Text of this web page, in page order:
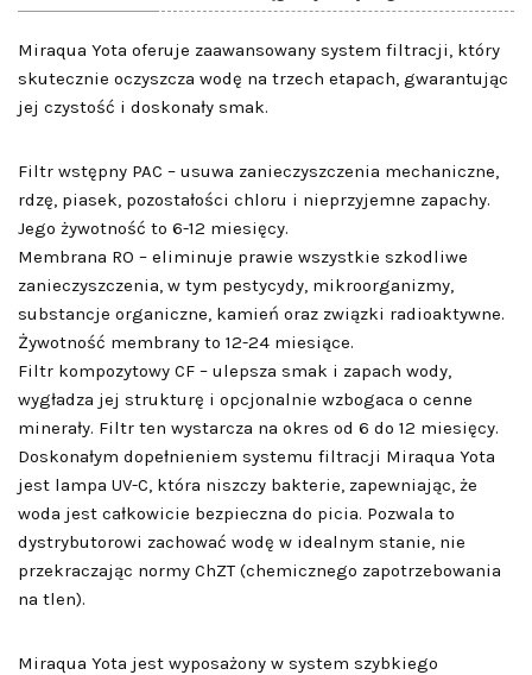
Miraqua Yota oferuje zaawansowany system filtracji, który
skutecznie oczyszcza wodę na trzech etapach, gwarantując
jej czystość i doskonały smak.
Filtr wstępny PAC – usuwa zanieczyszczenia mechaniczne,
rdzę, piasek, pozostałości chloru i nieprzyjemne zapachy.
Jego żywotność to 6-12 miesięcy.
Membrana RO – eliminuje prawie wszystkie szkodliwe
zanieczyszczenia, w tym pestycydy, mikroorganizmy,
substancje organiczne, kamień oraz związki radioaktywne.
Żywotność membrany to 12-24 miesiące.
Filtr kompozytowy CF – ulepsza smak i zapach wody,
wygładza jej strukturę i opcjonalnie wzbogaca o cenne
minerały. Filtr ten wystarcza na okres od 6 do 12 miesięcy.
Doskonałym dopełnieniem systemu filtracji Miraqua Yota
jest lampa UV-C, która niszczy bakterie, zapewniając, że
woda jest całkowicie bezpieczna do picia. Pozwala to
dystrybutorowi zachować wodę w idealnym stanie, nie
przekraczając normy ChZT (chemicznego zapotrzebowania
na tlen).
Miraqua Yota jest wyposażony w system szybkiego